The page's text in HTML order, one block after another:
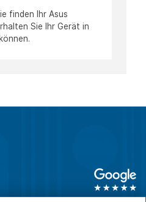
finden Ihr Asus
Sie Ihr Gerät in